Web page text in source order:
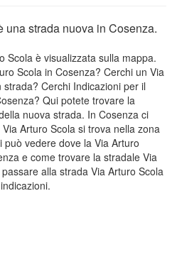
una strada nuova in Cosenza.
Scola è visualizzata sulla mappa.
Scola in Cosenza? Cerchi un Via
Cerchi Indicazioni per il
Qui potete trovare la
nuova strada. In Cosenza ci
Arturo Scola si trova nella zona
vedere dove la Via Arturo
e come trovare la stradale Via
alla strada Via Arturo Scola